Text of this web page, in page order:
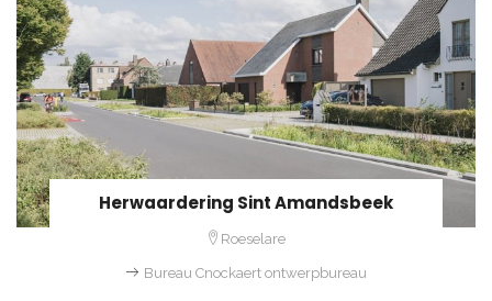
Herwaardering Sint Amandsbeek
Roeselare
Bureau Cnockaert ontwerpbureau